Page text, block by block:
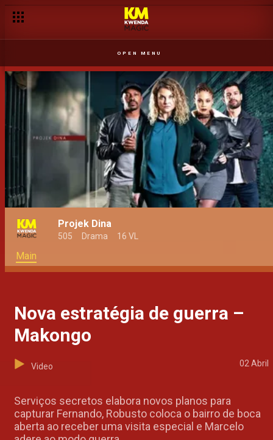
OPEN MENU
Projek Dina
505 Drama 16 VL
Main
Nova estratégia de guerra –
Makongo
Video 02 Abril
Serviços secretos elabora novos planos para
capturar Fernando, Robusto coloca o bairro de boca
aberta ao receber uma visita especial e Marcelo